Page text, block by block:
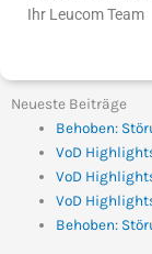
Ihr Leucom Team
Neueste Beiträge
Behoben:
VoD
VoD
VoD
Behoben: